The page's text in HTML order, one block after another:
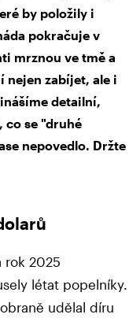
by položily i
pokračuje v
mrznou ve tmě a
nejen zabíjet, ale i
detailní,
co se "druhé
nepovedlo. Držte
rok 2025
létat popelníky.
udělal díru